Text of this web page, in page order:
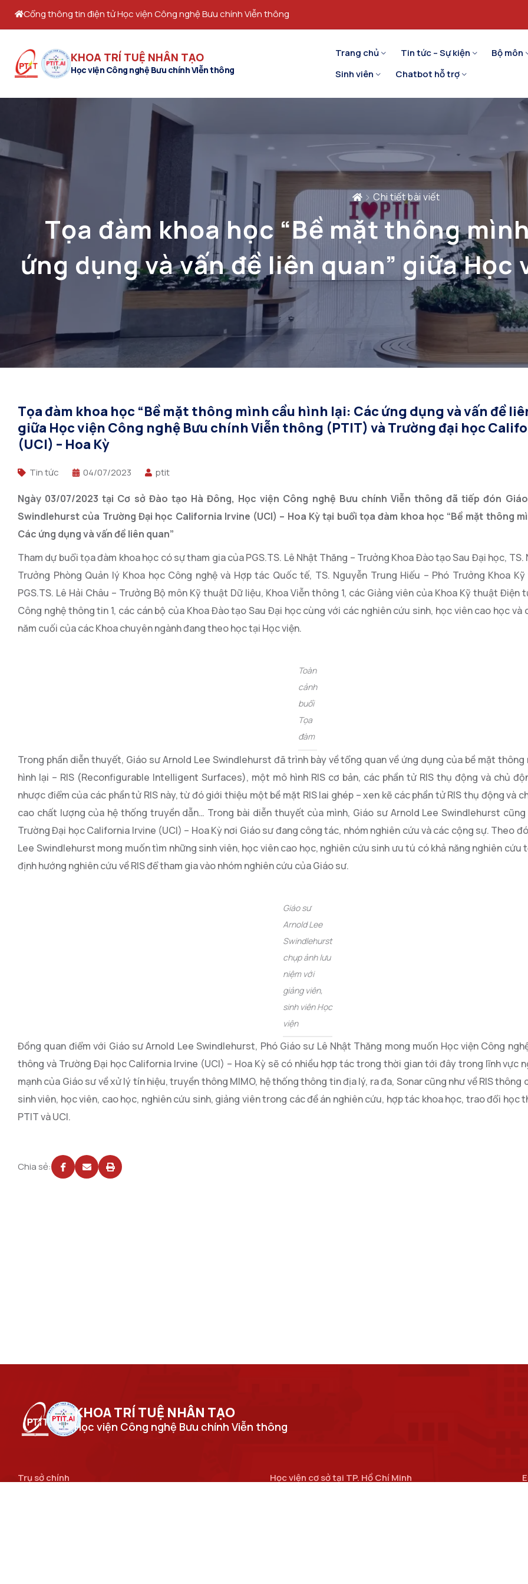
Cổng thông tin điện tử Học viện Công nghệ Bưu chính Viễn thông
KHOA TRÍ TUỆ NHÂN TẠO
Học viện Công nghệ Bưu chính Viễn thông
Trang chủ Tin tức – Sự kiện Bộ môn
Sinh viên
Chatbot hỗ trợ
Chi tiết bài viết
Tọa đàm khoa học “Bề mặt thông
ứng dụng và vấn đề liên quan” giữa Học
chính Viễn thông (PTIT) và Trường đại
(UCI) – Hoa Kỳ
Tọa đàm khoa học “Bề mặt thông mình cầu hình lại: Các ứng dụng và vấn đề
giữa Học viện Công nghệ Bưu chính Viễn thông (PTIT) và Trường đại học
(UCI) – Hoa Kỳ
Tin tức 04/07/2023 ptit
Ngày 03/07/2023 tại Cơ sở Đào tạo Hà Đông, Học viện Công nghệ Bưu chính Viễn thông đã tiếp đón
Swindlehurst của Trường Đại học California Irvine (UCI) – Hoa Kỳ tại buổi tọa đàm khoa học “Bề mặt thông
Các ứng dụng và vấn đề liên quan”
Tham dự buổi tọa đàm khoa học có sự tham gia của PGS.TS. Lê Nhật Thăng – Trưởng Khoa Đào tạo Sau Đại học, TS.
Trưởng Phòng Quản lý Khoa học Công nghệ và Hợp tác Quốc tế, TS. Nguyễn Trung Hiếu – Phó Trưởng Khoa
PGS.TS. Lê Hải Châu – Trưởng Bộ môn Kỹ thuật Dữ liệu, Khoa Viễn thông 1, các Giảng viên của Khoa Kỹ thuật Điện
Công nghệ thông tin 1, các cán bộ của Khoa Đào tạo Sau Đại học cùng với các nghiên cứu sinh, học viên cao học và
năm cuối của các Khoa chuyên ngành đang theo học tại Học viện.
Toàn
cảnh
buổi
Tọa
đàm
Trong phần diễn thuyết, Giáo sư Arnold Lee Swindlehurst đã trình bày về tổng quan về ứng dụng của bề mặt thông
hình lại – RIS (Reconfigurable Intelligent Surfaces), một mô hình RIS cơ bản, các phần tử RIS thụ động và chủ
nhược điểm của các phần tử RIS này, từ đó giới thiệu một bề mặt RIS lai ghép – xen kẽ các phần tử RIS thụ động và
cao chất lượng của hệ thống truyền dẫn… Trong bài diễn thuyết của mình, Giáo sư Arnold Lee Swindlehurst
Trường Đại học California Irvine (UCI) – Hoa Kỳ nơi Giáo sư đang công tác, nhóm nghiên cứu và các cộng sự. Theo
Lee Swindlehurst mong muốn tìm những sinh viên, học viên cao học, nghiên cứu sinh ưu tú có khả năng nghiên cứu
định hướng nghiên cứu về RIS để tham gia vào nhóm nghiên cứu của Giáo sư.
Giáo sư
Arnold Lee
Swindlehurst
chụp ảnh lưu
niệm với
giảng viên,
sinh viên Học
viện
Đồng quan điểm với Giáo sư Arnold Lee Swindlehurst, Phó Giáo sư Lê Nhật Thăng mong muốn Học viện Công
thông và Trường Đại học California Irvine (UCI) – Hoa Kỳ sẽ có nhiều hợp tác trong thời gian tới đây trong lĩnh vực
mạnh của Giáo sư về xử lý tín hiệu, truyền thông MIMO, hệ thống thông tin địa lý, ra đa, Sonar cũng như về RIS thông
sinh viên, học viên, cao học, nghiên cứu sinh, giảng viên trong các đề án nghiên cứu, hợp tác khoa học, trao đổi học
PTIT và UCI.
Chia sẻ:
KHOA TRÍ TUỆ NHÂN TẠO​
Học viện Công nghệ Bưu chính Viễn thông
Trụ sở chính Học viện cơ sở tại TP. Hồ Chí Minh